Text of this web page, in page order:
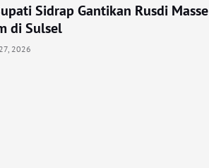
Sidrap Gantikan Rusdi Masse
di Sulsel
2026